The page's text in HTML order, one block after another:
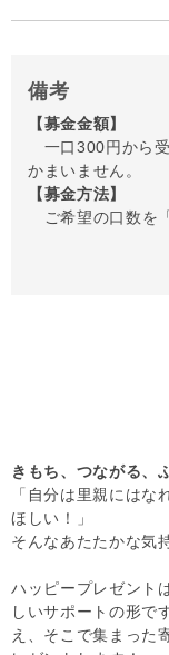
備考
【募金金額】
一口300円から
かまいません。
【募金方法】
ご希望の口数を
【冷凍商品をご購
システムの関係上
てしまいまして大
すよう、よろしく
【キャンセルにつ
本商品はご注文タ
ない場合がござい
(「発送予定日の
ば、メール・お電
きもち、つながる、
「自分は里親にはな
ほしい！」
そんなあたたかな気
ハッピープレゼント
しいサポートの形で
え、そこで集まった